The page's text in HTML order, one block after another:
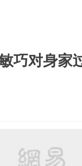
巧对身家